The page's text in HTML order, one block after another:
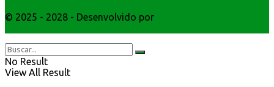
© 2025 - 2028 - Desenvolvido por
No Result
View All Result